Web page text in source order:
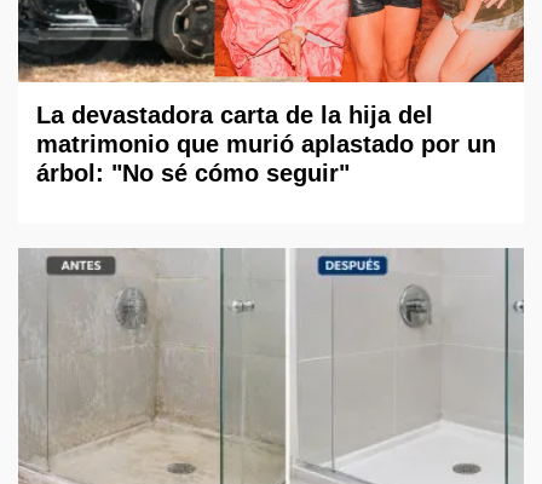
La devastadora carta de la hija del
matrimonio que murió aplastado por un
árbol: "No sé cómo seguir"